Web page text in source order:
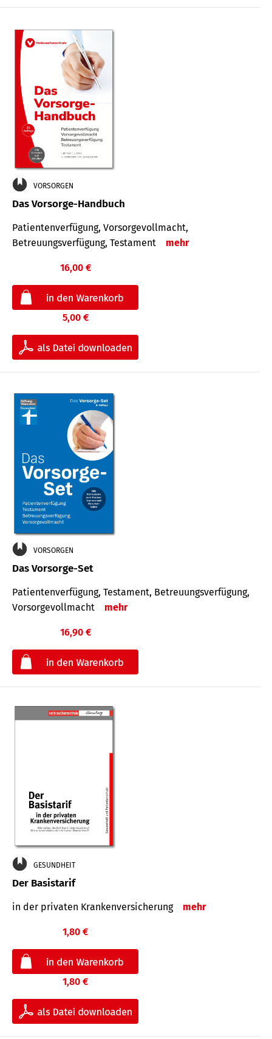
VORSORGEN
Das Vorsorge-Handbuch
Patientenverfügung, Vorsorgevollmacht,
Betreuungsverfügung, Testament
mehr
16,00 €
5,00 €
VORSORGEN
Das Vorsorge-Set
Patienten­ver­fügung, Testa­ment, Be­treuungs­verfü­gung,
Vor­sorge­voll­macht
mehr
16,90 €
GESUNDHEIT
Der Basistarif
in der privaten Kran­ken­ver­siche­rung mehr
1,80 €
1,80 €